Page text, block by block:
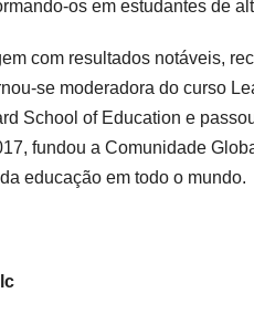
os em estudantes de
com resultados notáveis,
se moderadora do curso
School of Education e
fundou a Comunidade
educação em todo o mundo.